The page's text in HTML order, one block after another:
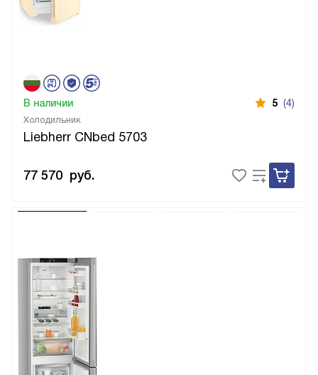
Холодильник
Liebherr CNbed 5703
В наличии 5 (4)
77 570 руб.